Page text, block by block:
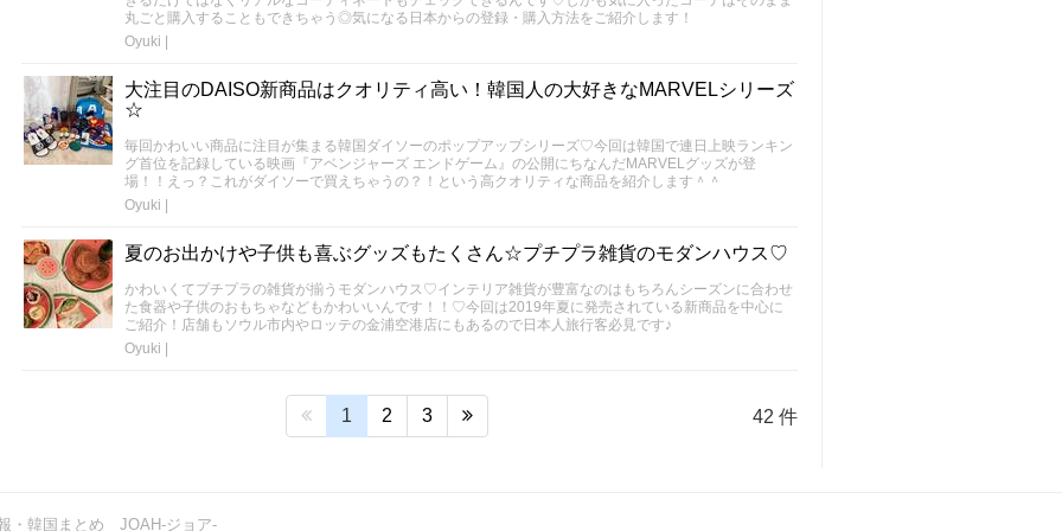
丸ごと購入することもできちゃう◎気になる日本からの登録・購入方法をご紹介します！
Oyuki
大注目のDAISO新商品はクオリティ高い！韓国人の大好きなMARVELシリーズ
☆
毎回かわいい商品に注目が集まる韓国ダイソーのポップアップシリーズ♡今回は韓国で連日上映ランキン
グ首位を記録している映画『アベンジャーズ エンドゲーム』の公開にちなんだMARVELグッズが登
場！！えっ？これがダイソーで買えちゃうの？！という高クオリティな商品を紹介します＾＾
Oyuki
夏のお出かけや子供も喜ぶグッズもたくさん☆プチプラ雑貨のモダンハウス♡
かわいくてプチプラの雑貨が揃うモダンハウス♡インテリア雑貨が豊富なのはもちろんシーズンに合わせ
た食器や子供のおもちゃなどもかわいいんです！！♡今回は2019年夏に発売されている新商品を中心に
ご紹介！店舗もソウル市内やロッテの金浦空港店にもあるので日本人旅行客必見です♪
Oyuki
42 件
1 2 3
・韓国まとめ JOAH-ジョア-